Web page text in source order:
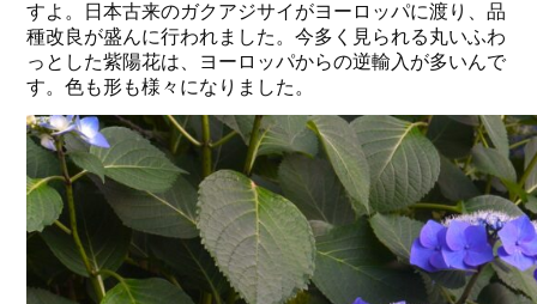
すよ。日本古来のガクアジサイがヨーロッパに渡り、品
種改良が盛んに行われました。今多く見られる丸いふわ
っとした紫陽花は、ヨーロッパからの逆輸入が多いんで
す。色も形も様々になりました。